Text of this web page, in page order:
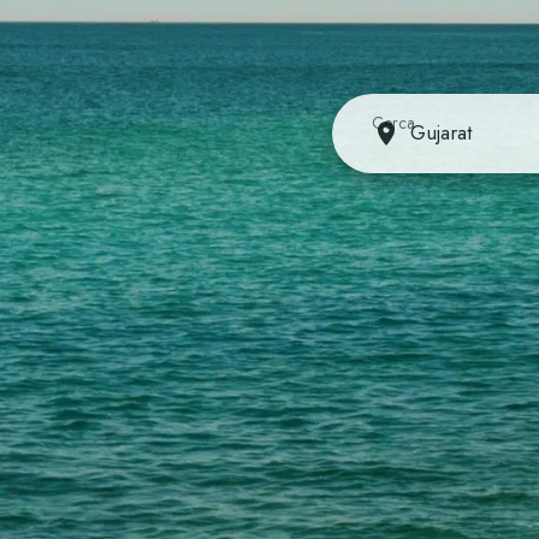
Cerca